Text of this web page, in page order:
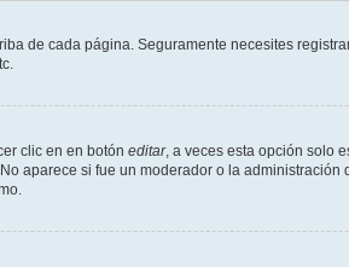
de cada página. Seguramente necesites
clic en en botón editar, a veces esta opción solo
aparece si fue un moderador o la